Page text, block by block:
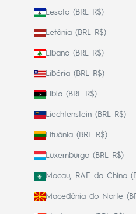
Lesoto (BRL R$)
Letônia (BRL R$)
Líbano (BRL R$)
Libéria (BRL R$)
Líbia (BRL R$)
Liechtenstein (BRL R$)
Lituânia (BRL R$)
Luxemburgo (BRL R$)
Macau, RAE da China
Macedônia do Norte